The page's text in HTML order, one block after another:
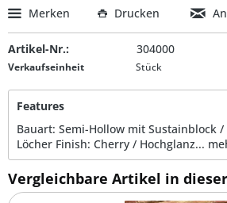
Merken Drucken
Artikel-Nr.: 304000
Verkaufseinheit Stück
Features
Bauart: Semi-Hollow mit Sustainblock
Löcher Finish: Cherry / Hochglanz...
Vergleichbare Artikel in